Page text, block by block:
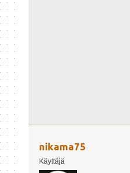
nikama75
Käyttäjä